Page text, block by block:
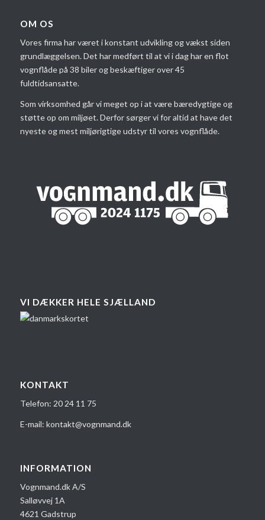
OM OS
Vores firma har været i konstant udvikling og vækst siden
grundlæggelsen. Det har medført til at vi i dag har en flot
vognflåde på 38 biler og beskæftiger over 45
fuldtidsansatte.
Som virksomhed går vi meget op i at være bæredygtige og
støtte op om miljøet. Derfor sørger vi for altid at have det
nyeste og mest miljørigtige udstyr til vores vognflåde.
VI DÆKKER HELE SJÆLLAND
KONTAKT
Telefon: 20 24 1​1 75
E-mail: kontakt@vognmand.dk
INFORMATION
Vognmand.dk A/S
Salløvvej 1A
4621 Gadstrup